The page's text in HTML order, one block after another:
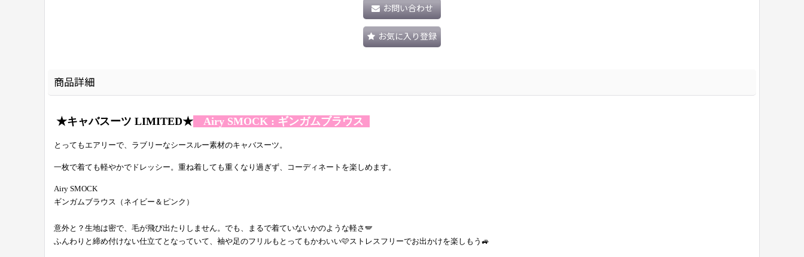
お問い合わせ
お気に入り登録
商品詳細
★キャバスーツ LIMITED★ Airy SMOCK : ギンガムブラウス
とってもエアリーで、ラブリーなシースルー素材のキャバスーツ。
一枚で着ても軽やかでドレッシー。重ね着しても重くなり過ぎず、コーディネートを楽しめます。
Airy SMOCK
ギンガムブラウス（ネイビー＆ピンク）
意外と？生地は密で、毛が飛び出たりしません。でも、まるで着ていないかのような軽さ🪽
ふんわりと締め付けない仕立てとなっていて、袖や足のフリルもとってもかわいい🩷ストレスフリーでお出かけを楽しもう🚙